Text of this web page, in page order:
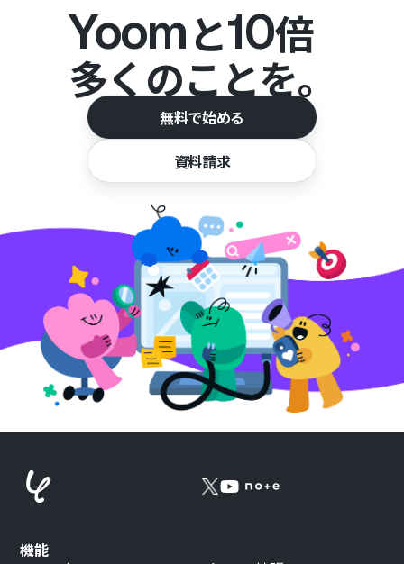
Yoomと10倍
多くのことを。
無料で始める
資料請求
機能